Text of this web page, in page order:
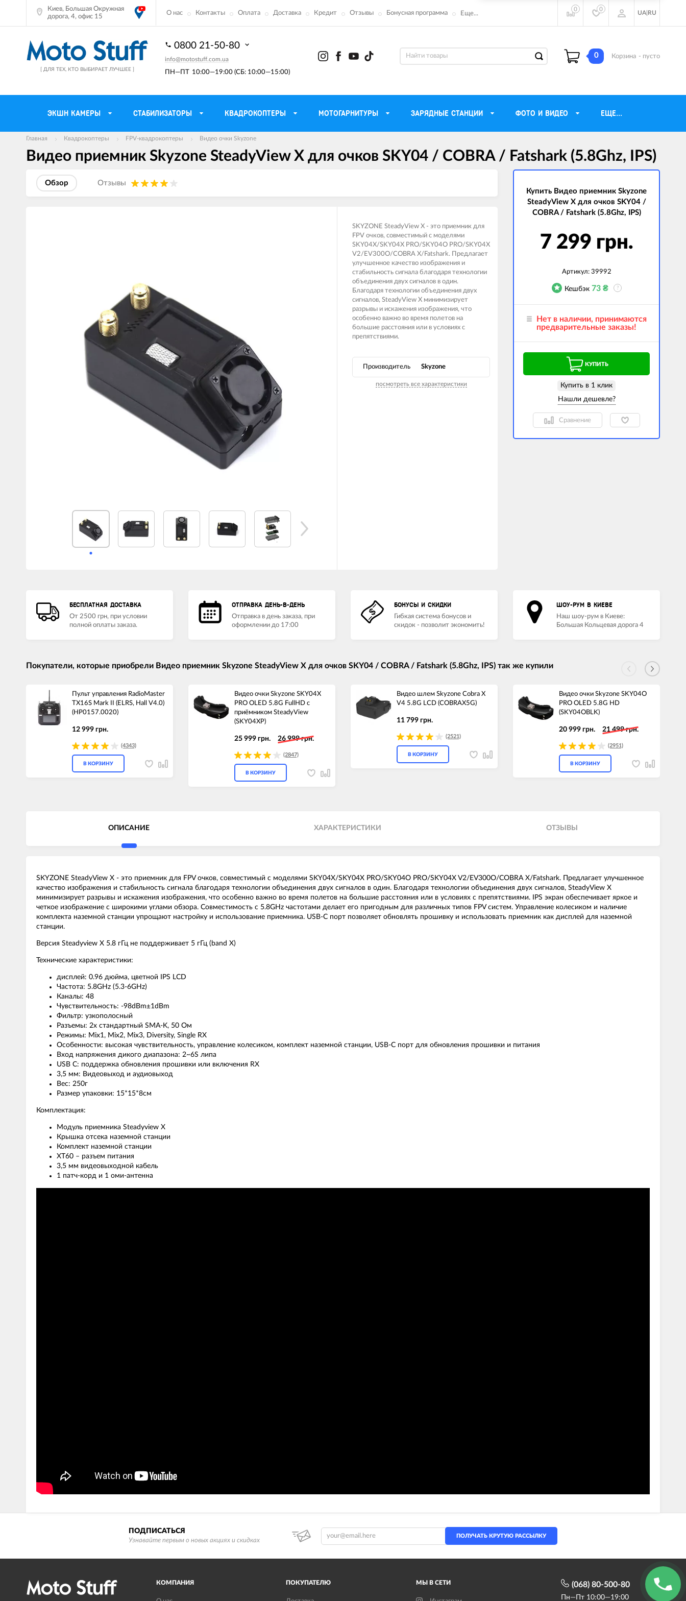
Киев, Большая Окружная
дорога, 4, офис 15
О нас Контакты Оплата Доставка Кредит Отзывы Бонусная программа Еще...
0 0
UA RU
[ ДЛЯ ТЕХ, КТО ВЫБИРАЕТ ЛУЧШЕЕ ] ПН—ПТ 10:00—19:00 (СБ: 10:00—15:00)
0800 21-50-80
info@motostuff.com.ua 0 Корзина - пусто
ЭКШН КАМЕРЫ СТАБИЛИЗАТОРЫ КВАДРОКОПТЕРЫ МОТОГАРНИТУРЫ ЗАРЯДНЫЕ СТАНЦИИ ФОТО И ВИДЕО ЕЩЕ...
Мотошлемы
Мотокуртки
Термобелье, подшлемники,
Мотоэкипировка эндуро
Функциональная одежда
Держатели телефона
Моторучки (грипсы)
Грузики руля
Мото сумки Wolfman для
Тубус для инструментов
Защита рук
Моторные масла для
мотоцикла
Пропитки воздушного фильтра
Охлаждающая жидкость
Тактические наушники
Веб-камеры
Носимые гаджеты
Рюкзаки и сумки
Электротранспорт
Умный дом
Бытовая техника
Туристические GPS-
навигаторы
Газовые обогреватели
Инверторные генераторы
Трехфазные генераторы
Источники бесперебойного питания
Диктофоны и рекордеры
Акустика
Наушники
Главная Квадрокоптеры FPV-квадрокоптеры Видео очки Skyzone
Видео приемник Skyzone SteadyView X для очков SKY04 / COBRA / Fatshark (5.8Ghz, IPS)
Обзор Отзывы
SKYZONE SteadyView X - это приемник для
FPV очков, совместимый с моделями
SKY04X/SKY04X PRO/SKY04O PRO/SKY04X
V2/EV300O/COBRA X/Fatshark. Предлагает
улучшенное качество изображения и
стабильность сигнала благодаря технологии
объединения двух сигналов в один.
Благодаря технологии объединения двух
сигналов, SteadyView X минимизирует
разрывы и искажения изображения, что
особенно важно во время полетов на
большие расстояния или в условиях с
препятствиями.
Производитель Skyzone
посмотреть все характеристики
Купить Видео приемник Skyzone
SteadyView X для очков SKY04 /
COBRA / Fatshark (5.8Ghz, IPS)
7 299 грн.
Артикул: 39992
Кешбэк 73₴ ?
Нет в наличии, принимаются
предварительные заказы!
КУПИТЬ
Купить в 1 клик
Сравнение
БЕСПЛАТНАЯ ДОСТАВКА
От 2500 грн, при условии
полной оплаты заказа.
ОТПРАВКА ДЕНЬ-В-ДЕНЬ
Отправка в день заказа, при
оформлении до 17:00
БОНУСЫ И СКИДКИ
Гибкая система бонусов и
скидок - позволит экономить!
ШОУ-РУМ В КИЕВЕ
Наш шоу-рум в Киеве:
Большая Кольцевая дорога 4
Покупатели, которые приобрели Видео приемник Skyzone SteadyView X для очков SKY04 / COBRA / Fatshark (5.8Ghz, IPS) так же купили
Пульт управления RadioMaster
TX16S Mark II (ELRS, Hall V4.0)
(HP0157.0020)
12 999 грн.
(4343)
В КОРЗИНУ
Видео очки Skyzone SKY04X
PRO OLED 5.8G FullHD с
приёмником SteadyView
(SKY04XP)
25 999 грн. 26 999 грн.
(2847)
В КОРЗИНУ
Видео шлем Skyzone Cobra X
V4 5.8G LCD (COBRAX5G)
11 799 грн.
(2521)
В КОРЗИНУ
Видео очки Skyzone SKY04O
PRO OLED 5.8G HD
(SKY04OBLK)
20 999 грн. 21 499 грн.
(2951)
В КОРЗИНУ
ОПИСАНИЕ ХАРАКТЕРИСТИКИ ОТЗЫВЫ
SKYZONE SteadyView X - это приемник для FPV очков, совместимый с моделями SKY04X/SKY04X PRO/SKY04O PRO/SKY04X V2/EV300O/COBRA X/Fatshark. Предлагает улучшенное
качество изображения и стабильность сигнала благодаря технологии объединения двух сигналов в один. Благодаря технологии объединения двух сигналов, SteadyView X
минимизирует разрывы и искажения изображения, что особенно важно во время полетов на большие расстояния или в условиях с препятствиями. IPS экран обеспечивает яркое и
четкое изображение с широкими углами обзора. Совместимость с 5.8GHz частотами делает его пригодным для различных типов FPV систем. Управление колесиком и наличие
комплекта наземной станции упрощают настройку и использование приемника. USB-C порт позволяет обновлять прошивку и использовать приемник как дисплей для наземной
станции.
Версия Steadyview X 5.8 гГц не поддерживает 5 гГц (band X)
Технические характеристики:
дисплей: 0.96 дюйма, цветной IPS LCD
Частота: 5.8GHz (5.3-6GHz)
Каналы: 48
Чувствительность: -98dBm±1dBm
Фильтр: узкополосный
Разъемы: 2x стандартный SMA-K, 50 Ом
Режимы: Mix1, Mix2, Mix3, Diversity, Single RX
Особенности: высокая чувствительность, управление колесиком, комплект наземной станции, USB-C порт для обновления прошивки и питания
Вход напряжения дикого диапазона: 2~6S липа
USB C: поддержка обновления прошивки или включения RX
3,5 мм: Видеовыход и аудиовыход
Вес: 250г
Размер упаковки: 15*15*8см
Комплектация:
Модуль приемника Steadyview X
Крышка отсека наземной станции
Комплект наземной станции
XT60 – разъем питания
3,5 мм видеовыходной кабель
1 патч-корд и 1 оми-антенна
ПОДПИСАТЬСЯ
Узнавайте первым о новых акциях и скидках
ПОЛУЧАТЬ КРУТУЮ РАССЫЛКУ
КОМПАНИЯ ПОКУПАТЕЛЮ МЫ В СЕТИ (068) 80-500-80
Пн—Пт 10:00—19:00